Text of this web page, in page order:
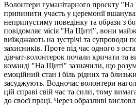
Волонтери гуманітарного проєкту
припинити участь у церемонії
неприпустиму поведінку та образи з
повідомляє місія "На Щиті", вони
виїжджають на зустрічі та супроводи
захисників. Проте під час одного з
дівчат-волонтерок почали кричати та
команді "На Щиті" зазначили, що
емоційний стан і біль рідних та
засуджують. Водночас волонтери
цій справі свій час та сили, тому
до своєї праці. Через образливі